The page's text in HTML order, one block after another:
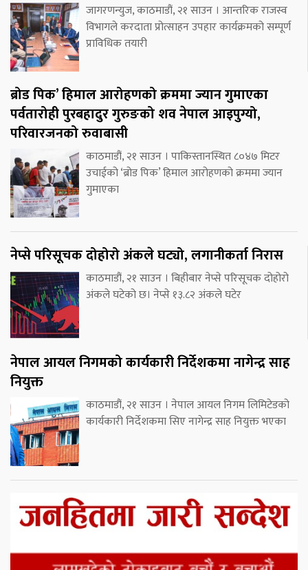
जागरणन्युज, काठमाडौं, २१ साउन । आन्तरिक राजस्व
विभागले करदाता प्रोत्साहन उपहार कार्यक्रमको सम्पूर्ण
प्राविधिक तयारी
ब्रोड पिक’ हिमाल आरोहणको क्रममा ज्यान गुमाएका
पर्वतारोही पुरबहादुर गुरुङको शव नेपाल आइपुग्यो,
परिवारजनको रुवाबासी
काठमाडौं, २१ साउन । पाकिस्तानस्थित ८०४७ मिटर
उचाईको ‘ब्रोड पिक’ हिमाल आरोहणको क्रममा ज्यान
गुमाएका
नेप्से परिसूचक दोहोरो अंकले घट्यो, लगानीकर्ता निरास
काठमाडौं, २१ साउन । बिहीबार नेप्से परिसूचक दोहोरो
अंकले घटेको छ। नेप्से १३.८२ अंकले घटेर
नेपाल आयल निगमको कार्यकारी निर्देशकमा नागेन्द्र साह
नियुक्त
काठमाडौं, २१ साउन । नेपाल आयल निगम लिमिटेडको
कार्यकारी निर्देशकमा सिए नागेन्द्र साह नियुक्त भएका